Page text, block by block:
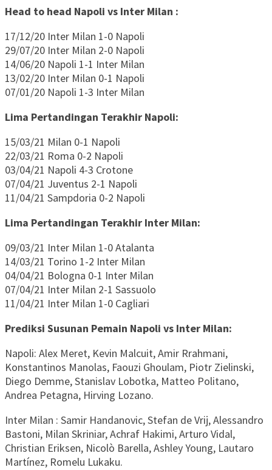
Head to head Napoli vs Inter Milan :
17/12/20 Inter Milan 1-0 Napoli
29/07/20 Inter Milan 2-0 Napoli
14/06/20 Napoli 1-1 Inter Milan
13/02/20 Inter Milan 0-1 Napoli
07/01/20 Napoli 1-3 Inter Milan
Lima Pertandingan Terakhir Napoli:
15/03/21 Milan 0-1 Napoli
22/03/21 Roma 0-2 Napoli
03/04/21 Napoli 4-3 Crotone
07/04/21 Juventus 2-1 Napoli
11/04/21 Sampdoria 0-2 Napoli
Lima Pertandingan Terakhir Inter Milan:
09/03/21 Inter Milan 1-0 Atalanta
14/03/21 Torino 1-2 Inter Milan
04/04/21 Bologna 0-1 Inter Milan
07/04/21 Inter Milan 2-1 Sassuolo
11/04/21 Inter Milan 1-0 Cagliari
Prediksi Susunan Pemain Napoli vs Inter Milan:
Napoli: Alex Meret, Kevin Malcuit, Amir Rrahmani,
Konstantinos Manolas, Faouzi Ghoulam, Piotr Zielinski,
Diego Demme, Stanislav Lobotka, Matteo Politano,
Andrea Petagna, Hirving Lozano.
Inter Milan : Samir Handanovic, Stefan de Vrij, Alessandro
Bastoni, Milan Skriniar, Achraf Hakimi, Arturo Vidal,
Christian Eriksen, Nicolò Barella, Ashley Young, Lautaro
Martínez, Romelu Lukaku.